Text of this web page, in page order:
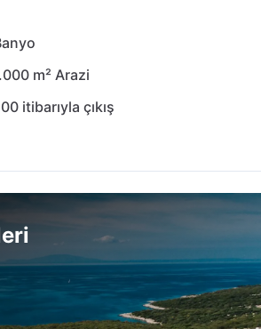
için hayallerinizdeki noktadır!
m² Arazi
itibarıyla çıkış